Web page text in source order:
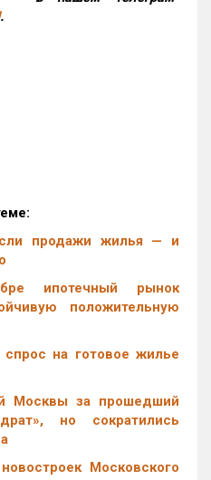
.
продажи жилья — и
ипотечный рынок
положительную
на готовое жилье
Москвы за прошедший
но сократились
Московского